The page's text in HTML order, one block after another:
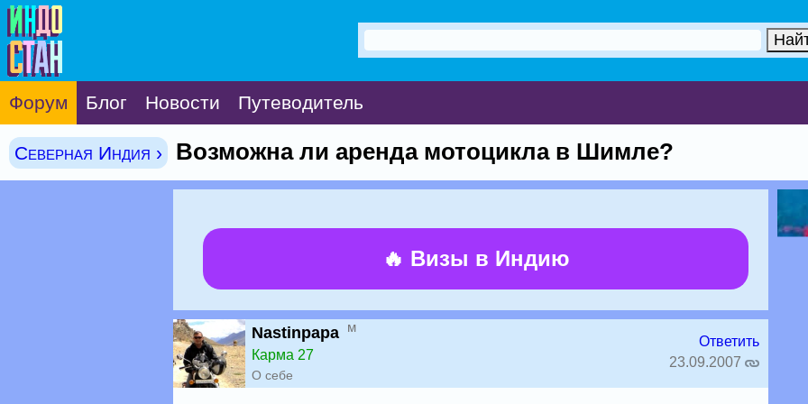
Форум Блог Новости Путеводитель
Северная Индия › Возможна ли аренда мотоцикла в Шимле?
🔥 Визы в Индию
Nastinpapa м
Карма 27
О себе
Ответить
23.09.2007